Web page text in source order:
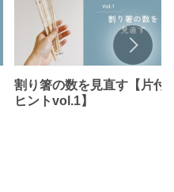
割り箸の数を見直す【片付
ヒントvol.1】